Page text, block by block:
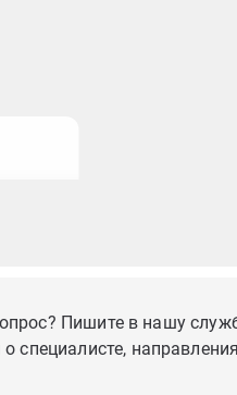
Пишите в нашу
специалисте,